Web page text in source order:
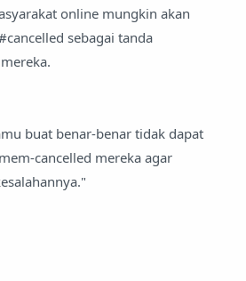
online mungkin akan
sebagai tanda
buat benar-benar tidak dapat
cancelled mereka agar